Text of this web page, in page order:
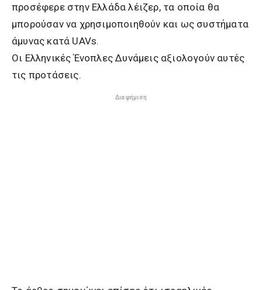
προσέφερε στην Ελλάδα λέιζερ, τα οποία θα
μπορούσαν να χρησιμοποιηθούν και ως συστήματα
άμυνας κατά UAVs.
Οι Ελληνικές Ένοπλες Δυνάμεις αξιολογούν αυτές
τις προτάσεις.
Διαφήμιση